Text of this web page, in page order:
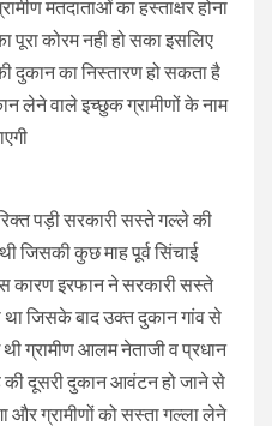
मतदाताओं का हस्ताक्षर होना
पूरा कोरम नही हो सका इसलिए
दुकान का निस्तारण हो सकता है
लेने वाले इच्छुक ग्रामीणों के नाम
पड़ी सरकारी सस्ते गल्ले की
जिसकी कुछ माह पूर्व सिंचाई
कारण इरफान ने सरकारी सस्ते
था जिसके बाद उक्त दुकान गांव से
ग्रामीण आलम नेताजी व प्रधान
की दूसरी दुकान आवंटन हो जाने से
और ग्रामीणों को सस्ता गल्ला लेने